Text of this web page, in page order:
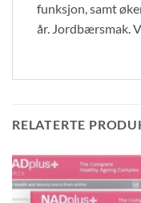
funksjon, samt
år. Jordbærsmak.
RELATERTE